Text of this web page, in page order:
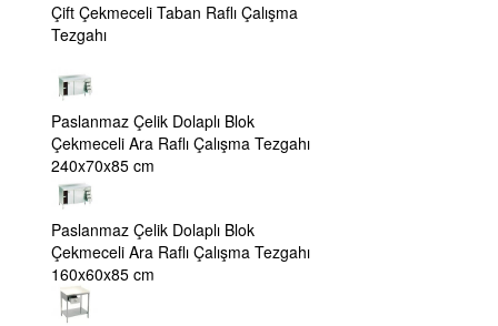
Çift Çekmeceli Taban Raflı Çalışma
Tezgahı
Paslanmaz Çelik Dolaplı Blok
Çekmeceli Ara Raflı Çalışma Tezgahı
240x70x85 cm
Paslanmaz Çelik Dolaplı Blok
Çekmeceli Ara Raflı Çalışma Tezgahı
160x60x85 cm